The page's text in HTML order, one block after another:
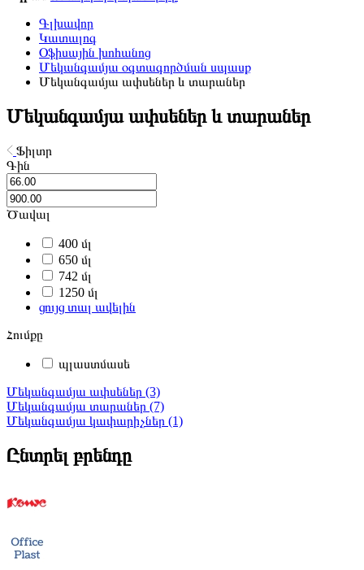
Գլխավոր
Կատալոգ
Օֆիսային խոհանոց
Մեկանգամյա օգտագործման սպասք
Մեկանգամյա ափսեներ և տարաներ
Մեկանգամյա ափսեներ և տարաներ
Ֆիլտր
Գին
Ծավալ
400 մլ
650 մլ
742 մլ
1250 մլ
ցույց տալ ավելին
Հումքը
պլաստմասե
Մեկանգամյա ափսեներ (3)
Մեկանգամյա տարաներ (7)
Մեկանգամյա կափարիչներ (1)
Ընտրել բրենդը